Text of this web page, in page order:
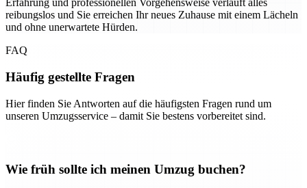
Erfahrung und professionellen Vorgehensweise verläuft alles
reibungslos und Sie erreichen Ihr neues Zuhause mit einem Lächeln
und ohne unerwartete Hürden.
FAQ
Häufig gestellte Fragen
Hier finden Sie Antworten auf die häufigsten Fragen rund um
unseren Umzugsservice – damit Sie bestens vorbereitet sind.
Wie früh sollte ich meinen Umzug buchen?